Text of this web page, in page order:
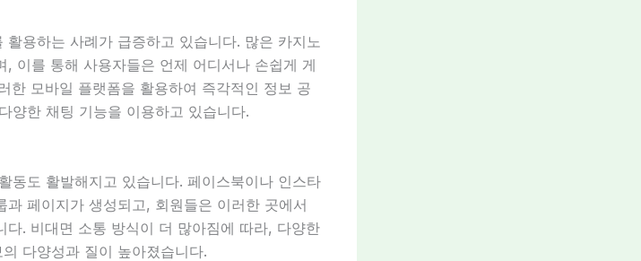
용하는 사례가 급증하고 있습니다. 많은 카지노
이를 통해 사용자들은 언제 어디서나 손쉽게 게
한 모바일 플랫폼을 활용하여 즉각적인 정보 공
양한 채팅 기능을 이용하고 있습니다.
동도 활발해지고 있습니다. 페이스북이나 인스타
페이지가 생성되고, 회원들은 이러한 곳에서
. 비대면 소통 방식이 더 많아짐에 따라, 다양한
다양성과 질이 높아졌습니다.